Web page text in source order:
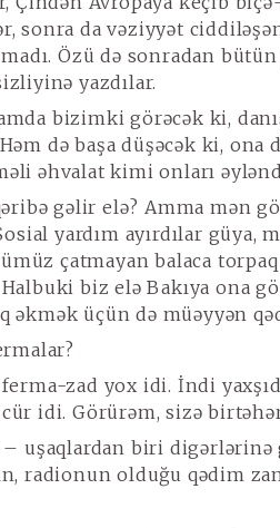
sonra da vəziyyət
Özü də sonradan bütün
yazdılar.
bizimki görəcək ki,
də başa düşəcək ki, ona
əhvalat kimi onları
gəlir elə? Amma mən
yardım ayırdılar güya,
çatmayan balaca
biz elə Bakıya ona
əkmək üçün də müəyyən
zad yox idi. İndi
cür idi. Görürəm, sizə
– uşaqlardan biri digərlərinə
radionun olduğu qədim